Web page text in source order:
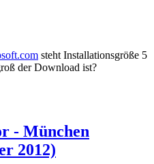
steht Installationsgröße 5
der Download ist?
- München
2012)